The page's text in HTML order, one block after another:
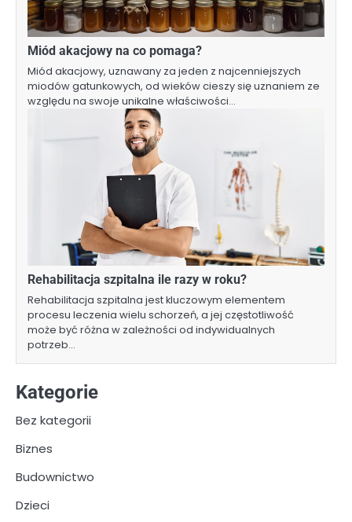
Miód akacjowy na co pomaga?
Miód akacjowy, uznawany za jeden z najcenniejszych
miodów gatunkowych, od wieków cieszy się uznaniem ze
względu na swoje unikalne właściwości…
Rehabilitacja szpitalna ile razy w roku?
Rehabilitacja szpitalna jest kluczowym elementem
procesu leczenia wielu schorzeń, a jej częstotliwość
może być różna w zależności od indywidualnych
potrzeb…
Kategorie
Bez kategorii
Biznes
Budownictwo
Dzieci